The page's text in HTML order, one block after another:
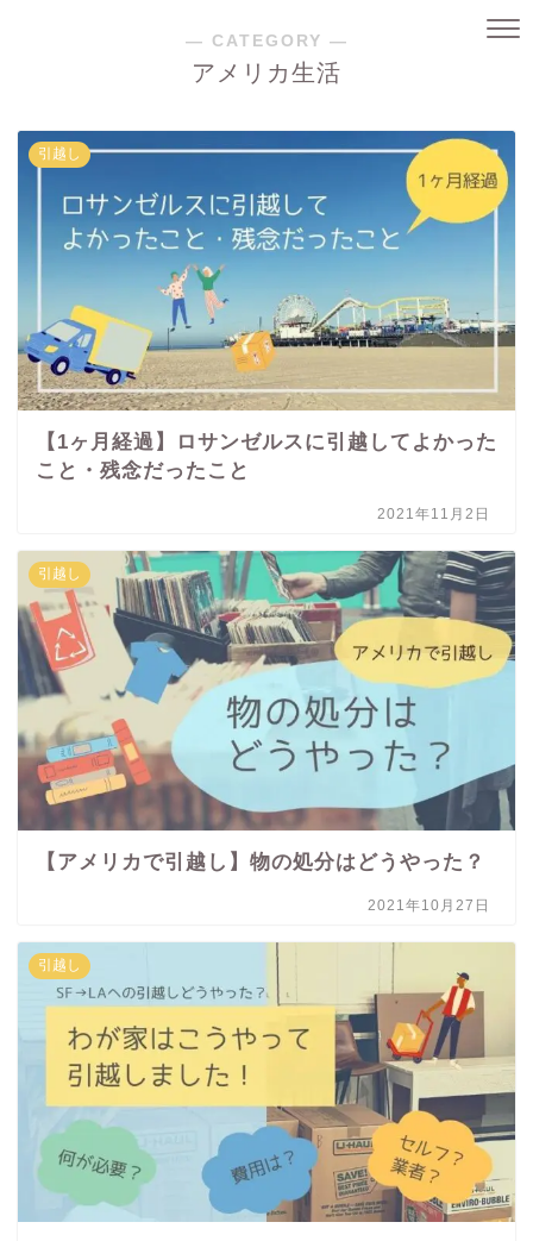
― CATEGORY ―
アメリカ生活
引越し
【1ヶ月経過】ロサンゼルスに引越してよかった
こと・残念だったこと
2021年11月2日
引越し
【アメリカで引越し】物の処分はどうやった？
2021年10月27日
引越し